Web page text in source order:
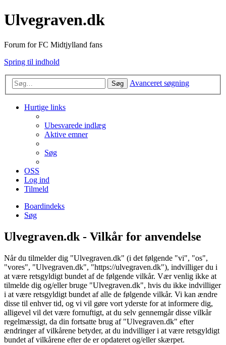
Ulvegraven.dk
Forum for FC Midtjylland fans
Spring til indhold
Søg Avanceret søgning
Hurtige links
Ubesvarede indlæg
Aktive emner
Søg
OSS
Log ind
Tilmeld
Boardindeks
Søg
Ulvegraven.dk - Vilkår for anvendelse
Når du tilmelder dig "Ulvegraven.dk" (i det følgende "vi", "os",
"vores", "Ulvegraven.dk", "https://ulvegraven.dk"), indvilliger du i
at være retsgyldigt bundet af de følgende vilkår. Vær venlig ikke at
tilmelde dig og/eller bruge "Ulvegraven.dk", hvis du ikke indvilliger
i at være retsgyldigt bundet af alle de følgende vilkår. Vi kan ændre
disse til enhver tid, og vi vil gøre vort yderste for at informere dig,
alligevel vil det være fornuftigt, at du selv gennemgår disse vilkår
regelmæssigt, da din fortsatte brug af "Ulvegraven.dk" efter
ændringer af vilkårene betyder, at du indvilliger i at være retsgyldigt
bundet af vilkårene efter de er opdateret og/eller skærpet.